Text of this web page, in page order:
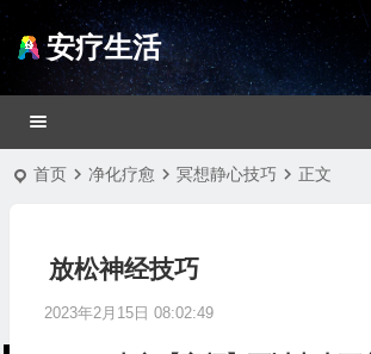
安疗生活
首页 净化疗愈 冥想静心技巧 正文
放松神经技巧
2023年2月15日 08:02:49